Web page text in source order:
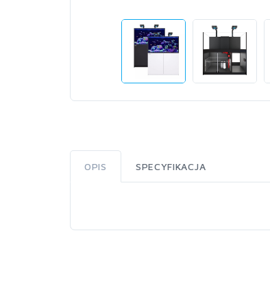
OPIS SPECYFIKACJA